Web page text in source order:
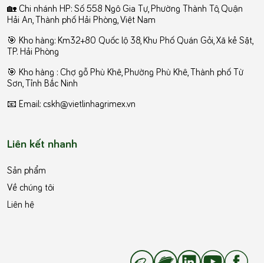
🏡 Chi nhánh HP: Số 558 Ngô Gia Tự, Phường Thành Tô, Quận
Hải An, Thành phố Hải Phòng, Việt Nam
🎯 Kho hàng: Km32+80 Quốc lộ 38, Khu Phố Quán Gỏi, Xã kẻ Sặt,
TP. Hải Phòng
️🎯 Kho hàng : Chợ gỗ Phù Khê, Phường Phù Khê, Thành phố Từ
Sơn, Tỉnh Bắc Ninh
📧 Email: cskh@vietlinhagrimex.vn
Liên kết nhanh
Sản phẩm
Về chúng tôi
Liên hệ